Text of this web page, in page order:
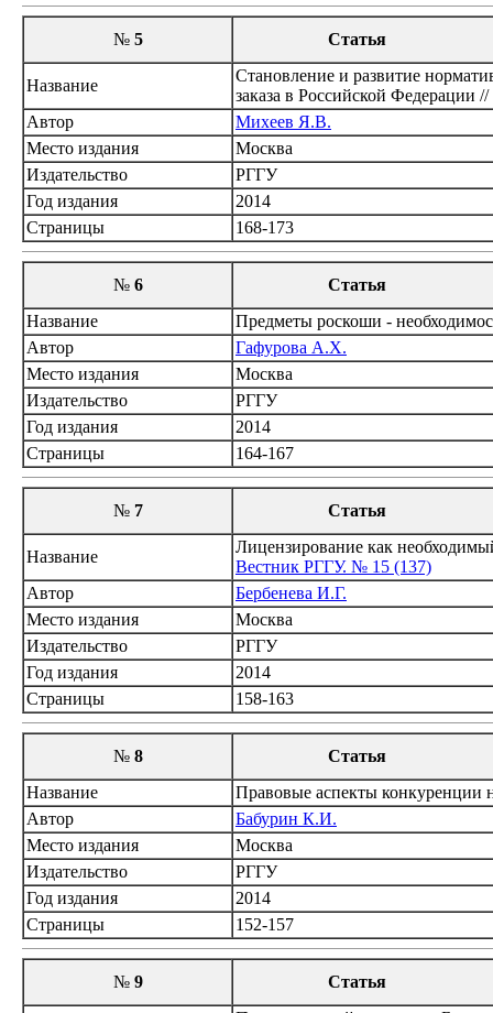
№ 5 Статья
Название
Становление и развитие
заказа в Российской Федерации //
Автор
Михеев Я.В.
Место издания
Москва
Издательство
РГГУ
Год издания
2014
Страницы
168-173
№ 6
Статья
Название
Предметы роскоши -
Автор
Гафурова А.Х.
Место издания
Москва
Издательство
РГГУ
Год издания
2014
Страницы
164-167
№ 7 Статья
Название
Лицензирование как
Вестник РГГУ. № 15 (137)
Автор
Бербенева И.Г.
Место издания
Москва
Издательство
РГГУ
Год издания
2014
Страницы
158-163
№ 8
Статья
Название
Правовые аспекты конкуренции
Автор
Бабурин К.И.
Место издания
Москва
Издательство
РГГУ
Год издания
2014
Страницы
152-157
№ 9
Статья